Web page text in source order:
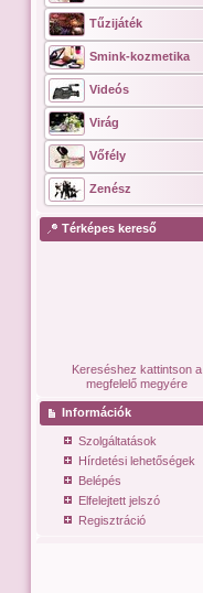
Tűzijáték
Smink-kozmetika
Videós
Virág
Vőfély
Zenész
Térképes kereső
Kereséshez kattintson a
megfelelő megyére
Információk
Szolgáltatások
Hírdetési lehetőségek
Belépés
Elfelejtett jelszó
Regisztráció